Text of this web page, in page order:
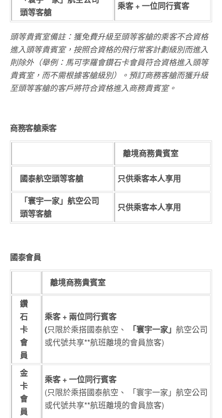
頭等客艙
乘客 + 一位同行賓客
頭等貴賓室備註：獲免費升級至頭等客艙的乘客不合資格
進入頭等貴賓室，按照合資格的飛行常客計劃級別而進入
則除外（舉例：馬可孛羅會鑽石卡會員符合資格進入頭等
貴賓室，而不需根據客艙級別）。預訂商務客艙而獲升級
至頭等客艙的客戶將符合資格進入商務貴賓室。
商務客艙乘客
離境商務貴賓室
國泰航空頭等客艙
只供乘客本人享用
「寰宇一家」航空公司
頭等客艙
只供乘客本人享用
國泰會員
離境商務貴賓室
鑽
石
卡
會
員
乘客 + 兩位同行賓客
(只限於乘搭國泰航空、 「寰宇一家」 航空公司
或代號共享**航班離境的會員旅客)
金
卡
會
員
乘客 + 一位同行賓客
(只限於乘搭國泰航空、 「寰宇一家」航空公司
或代號共享**航班離境的會員旅客)